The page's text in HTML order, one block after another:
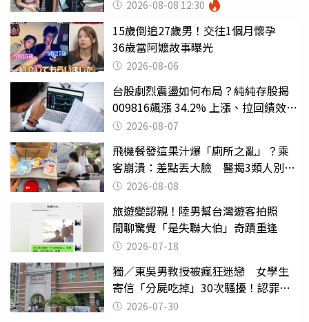
2026-08-08 12:30
15歲倒追27歲男！交往1個月懷孕
36歲當阿嬤故事曝光
2026-08-06
台股劇烈震盪如何布局？純純存股揭
009816飆漲 34.2% 上漲、拉回績效勝
主動式ETF
2026-08-07
飛機餐發這果汁爆「廁所之亂」？乘
客崩潰：差點丟大臉 醫揭3類人別亂
喝 2026-08-08
旅遊變認親！陸男幫台灣遊客拍照
閒聊驚覺「是失聯大伯」奇蹟重逢
2026-07-18
獨／東吳男教授被瘋狂迷戀 女學生
寄信「分屍吃掉」30次騷擾！認罪免
關 2026-07-30